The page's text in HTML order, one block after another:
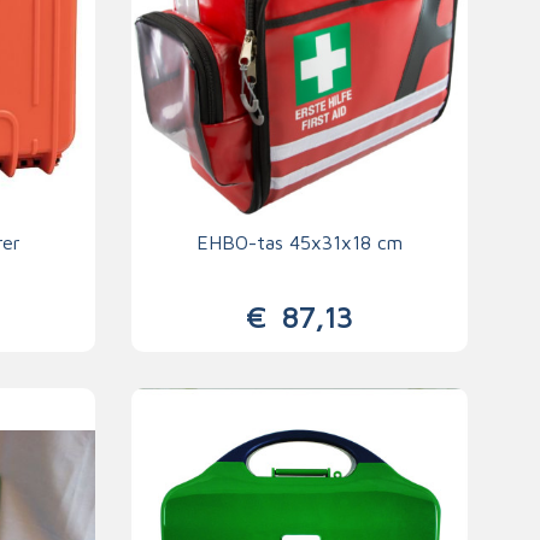
Inrichting
EHBO-stations
Handschoenen
Signalisatie
Maskers
Lichaamsbescherming
Oogbescherming
Hoofdbescherming
Gehoorbescherming
EHBO-tas 45x31x18 cm
€87,13